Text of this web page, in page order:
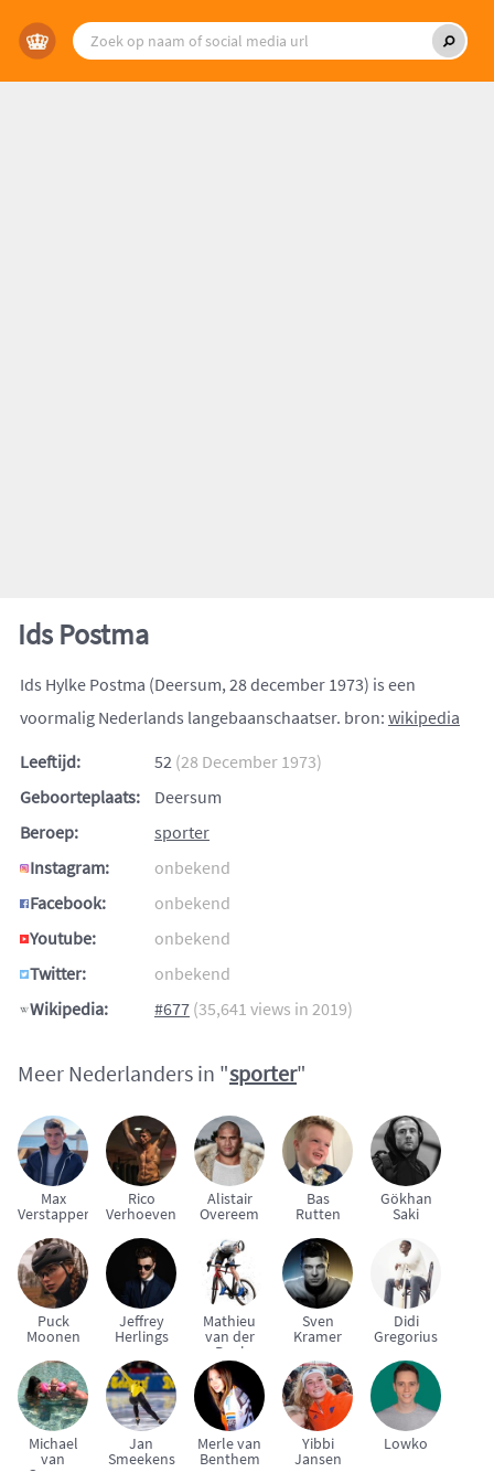
Ids Postma
Ids Hylke Postma (Deersum, 28 december 1973) is een
voormalig Nederlands langebaanschaatser. bron: wikipedia
Leeftijd:
52 (28 December 1973)
Geboorteplaats:
Deersum
Beroep:
sporter
Instagram:
onbekend
Facebook:
onbekend
Youtube:
onbekend
Twitter:
onbekend
Wikipedia:
#677 (35,641 views in 2019)
Meer Nederlanders in "sporter"
Max
Verstappen
Rico
Verhoeven
Alistair
Overeem
Bas
Rutten
Gökhan
Saki
Puck
Moonen
Jeffrey
Herlings
Mathieu
van der
Poel
Sven
Kramer
Didi
Gregorius
Michael
van
Gerwen
Jan
Smeekens
Merle van
Benthem
Yibbi
Jansen
Lowko